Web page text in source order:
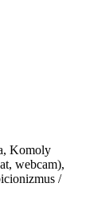
Komoly
webcam),
/